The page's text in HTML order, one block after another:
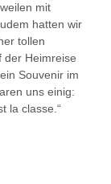
mit
hatten wir
tollen
der Heimreise
Souvenir im
uns einig:
la classe.“